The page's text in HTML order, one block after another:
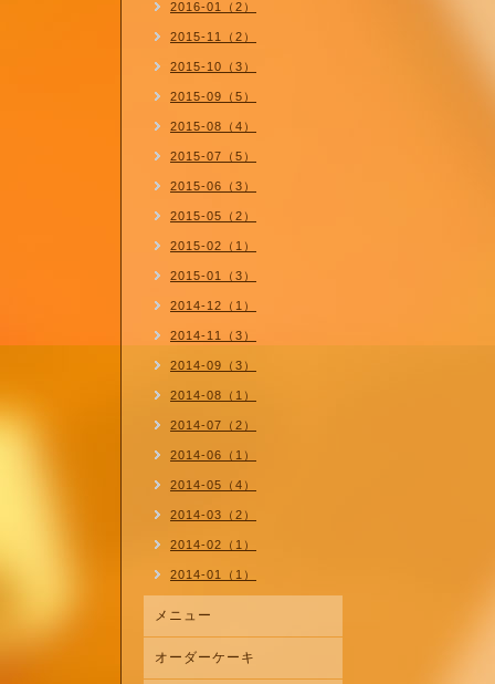
2016-01（2）
2015-11（2）
2015-10（3）
2015-09（5）
2015-08（4）
2015-07（5）
2015-06（3）
2015-05（2）
2015-02（1）
2015-01（3）
2014-12（1）
2014-11（3）
2014-09（3）
2014-08（1）
2014-07（2）
2014-06（1）
2014-05（4）
2014-03（2）
2014-02（1）
2014-01（1）
メニュー
オーダーケーキ